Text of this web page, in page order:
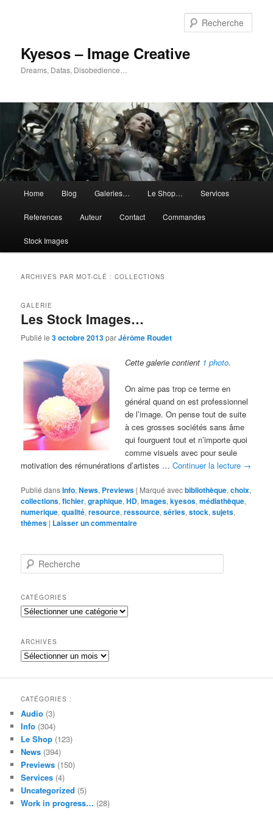
Kyesos – Image Creative
Dreams, Datas, Disobedience…
principal
Home Blog Galeries… Le Shop… Services
References Auteur Contact Commandes
Stock Images
ARCHIVES PAR MOT-CLÉ :COLLECTIONS
Les Stock Images…
GALERIE
Publié le3 octobre 2013parJérôme Roudet
Cette galerie contient 1 photo.
On aime pas trop ce terme en
général quand on est professionnel
de l’image. On pense tout de suite
à ces grosses sociétés sans âme
qui fourguent tout et n’importe quoi
comme visuels avec pour seule
motivation des rémunérations d’artistes …Continuer la lecture →
Publié dansInfo,News, Previews | Marqué avecbibliothèque,choix,
collections,fichier,graphique,HD,images,kyesos,médiathèque,
numerique,qualité,resource,ressource,séries,stock,sujets,
thèmes | Laisser un commentaire
e
h
e
r
h
e
CATÉGORIES
Catégories
ARCHIVES
Archives
CATÉGORIES :
Audio (3)
Info (304)
Le Shop (123)
News (394)
Previews (150)
Services (4)
Uncategorized (5)
Work in progress… (28)